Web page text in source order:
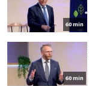
60 min
60 min